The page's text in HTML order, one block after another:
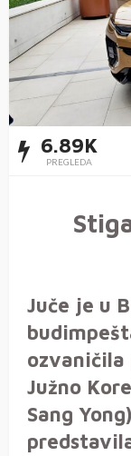
6.89K
PREGLEDA
Juče je u
ozvaničila
Južno
Sang